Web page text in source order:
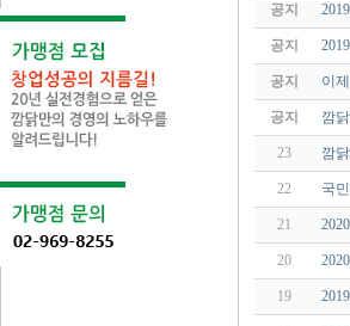
공지
공지
공지 이
공지 깜
23 깜
22 국
21
20
19